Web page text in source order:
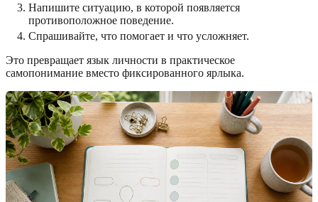
Напишите ситуацию, в которой появляется
противоположное поведение.
Спрашивайте, что помогает и что усложняет.
Это превращает язык личности в практическое
самопонимание вместо фиксированного ярлыка.